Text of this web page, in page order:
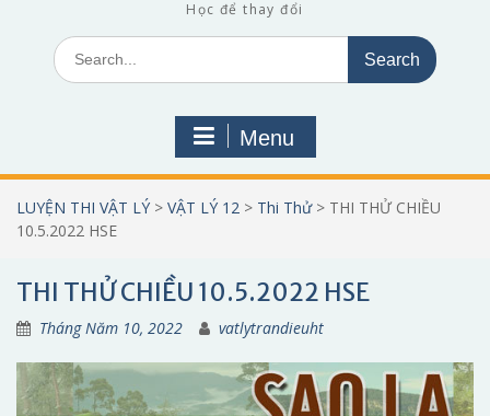
Học để thay đổi
Search
for:
Menu
LUYỆN THI VẬT LÝ > VẬT LÝ 12 > Thi Thử> THI THỬ CHIỀU
10.5.2022 HSE
THI THỬ CHIỀU 10.5.2022 HSE
Tháng Năm 10, 2022 vatlytrandieuht